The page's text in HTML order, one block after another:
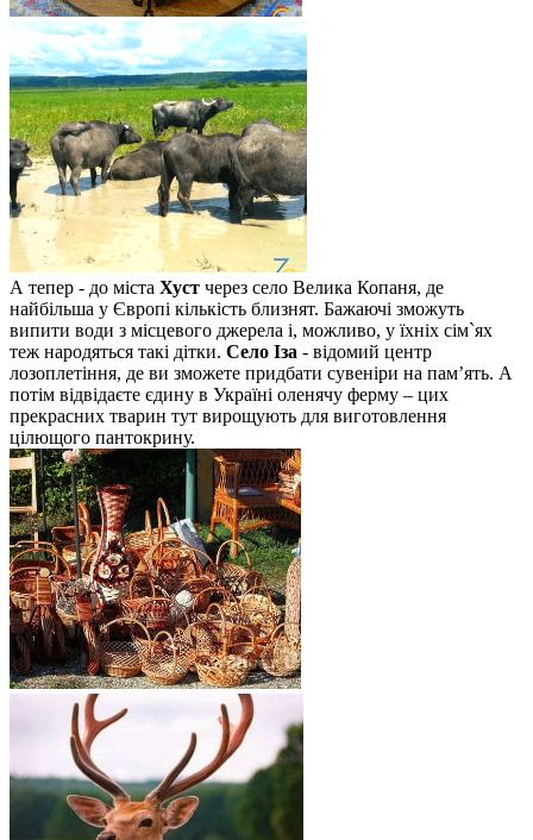
А тепер - до міста Хуст через село Велика Копаня, де
найбільша у Європі кількість близнят. Бажаючі зможуть
випити води з місцевого джерела і, можливо, у їхніх сім`ях
теж народяться такі дітки. Село Іза - відомий центр
лозоплетіння, де ви зможете придбати сувеніри на пам’ять. А
потім відвідаєте єдину в Україні оленячу ферму – цих
прекрасних тварин тут вирощують для виготовлення
цілющого пантокрину.